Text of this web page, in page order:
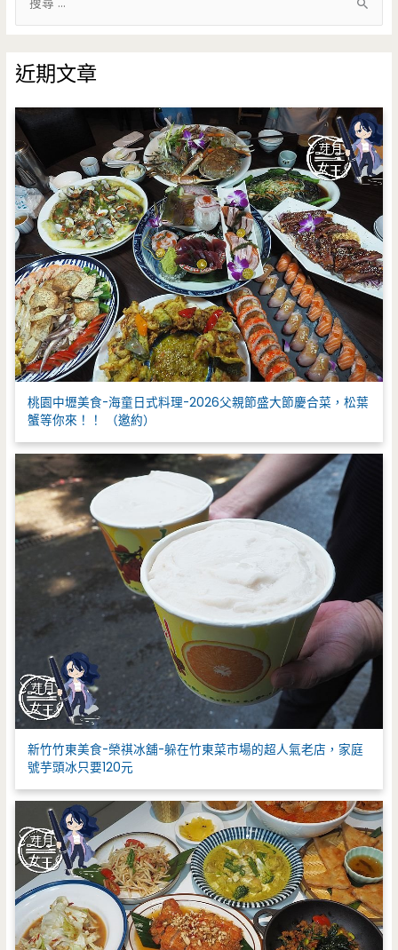
鍵
字
:
近期文章
桃園中壢美食-海童日式料理-2026父親節盛大節慶合菜，松葉
蟹等你來！！ （邀約）
新竹竹東美食-榮祺冰舖-躲在竹東菜市場的超人氣老店，家庭
號芋頭冰只要120元